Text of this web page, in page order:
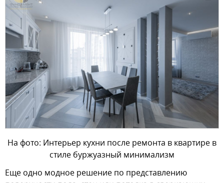
На фото: Интерьер кухни после ремонта в квартире в
стиле буржуазный минимализм
Еще одно модное решение по представлению